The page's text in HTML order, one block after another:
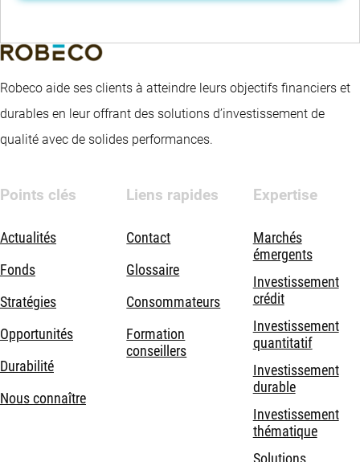
Robeco aide ses clients à atteindre leurs objectifs financiers et
durables en leur offrant des solutions d’investissement de
qualité avec de solides performances.
Points clés
Actualités
Fonds
Stratégies
Opportunités
Durabilité
Nous connaître
Liens rapides
Contact
Glossaire
Consommateurs
Formation
conseillers
Expertise
Marchés
émergents
Investissement
crédit
Investissement
quantitatif
Investissement
durable
Investissement
thématique
Solutions